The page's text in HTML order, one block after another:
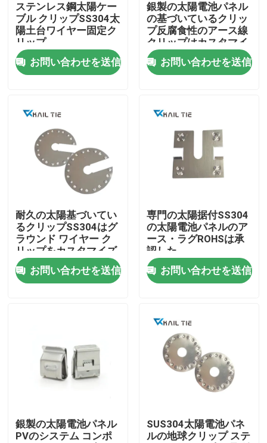
製品
企業情報
会社案内
品質管理
見積依頼
ナイロン ケーブルのタイ
ステンレス鋼太陽ケー
ブル クリップSS304太
陽土台ワイヤー固定ク
リップ
お問い合わせを送信
銀製の太陽電池パネル
の基づいているクリッ
プ反腐食性のアース線
クリップはカスタマイ
ズした
お問い合わせを送信
耐久の太陽基づいてい
るクリップSS304はグ
ラウンド ワイヤー ク
リップをカスタマイズ
されて
お問い合わせを送信
専門の太陽据付SS304
の太陽電池パネルのア
ース・ラグROHSは承
認した
お問い合わせを送信
銀製の太陽電池パネル
PVのシステム コンポ
SUS304太陽電池パネ
ルの地球クリップ ステ